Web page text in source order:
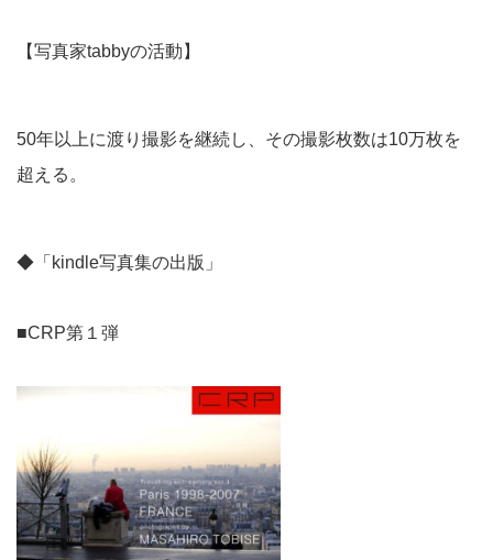
【写真家tabbyの活動】
50年以上に渡り撮影を継続し、その撮影枚数は10万枚を
超える。
◆「kindle写真集の出版」
■CRP第１弾